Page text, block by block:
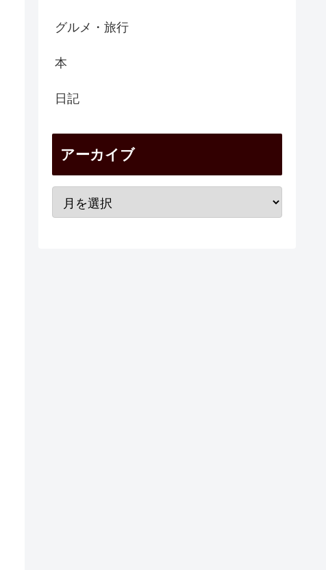
グルメ・旅行
本
日記
アーカイブ